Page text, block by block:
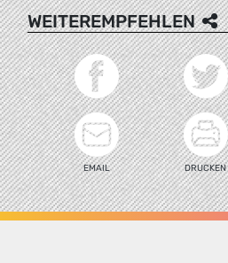
WEITEREMPFEHLEN
EMAIL DRUCKEN